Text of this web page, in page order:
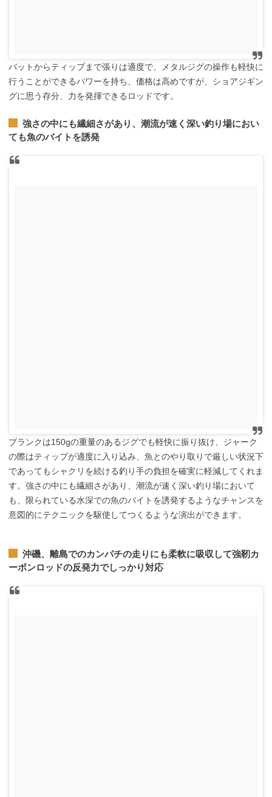
バットからティップまで張りは適度で、メタルジグの操作も軽快に
行うことができるパワーを持ち、価格は高めですが、ショアジギン
グに思う存分、力を発揮できるロッドです。
強さの中にも繊細さがあり、潮流が速く深い釣り場におい
ても魚のバイトを誘発
ブランクは150gの重量のあるジグでも軽快に振り抜け、ジャーク
の際はティップが適度に入り込み、魚とのやり取りで厳しい状況下
であってもシャクリを続ける釣り手の負担を確実に軽減してくれま
す。強さの中にも繊細さがあり、潮流が速く深い釣り場において
も、限られている水深での魚のバイトを誘発するようなチャンスを
意図的にテクニックを駆使してつくるような演出ができます。
沖磯、離島でのカンパチの走りにも柔軟に吸収して強靭カ
ーボンロッドの反発力でしっかり対応